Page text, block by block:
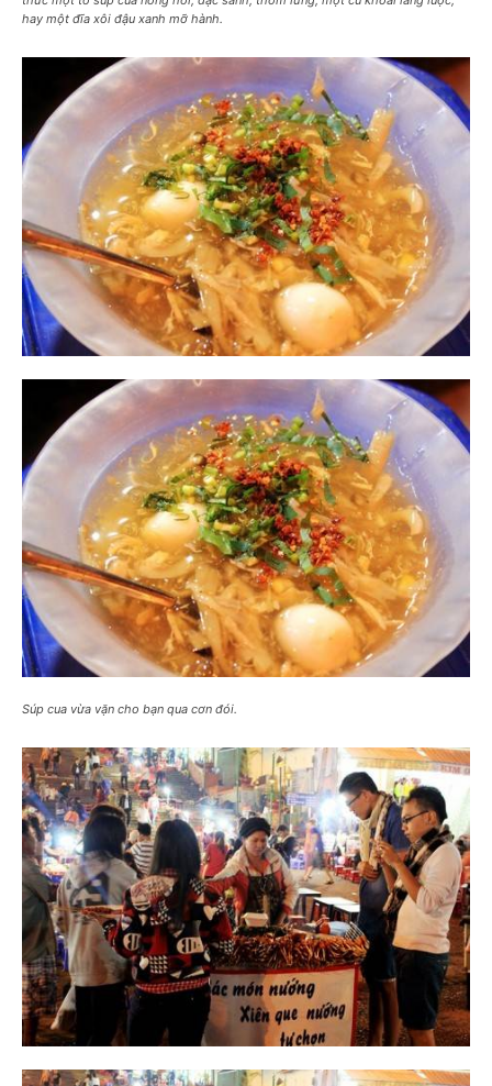
hay một đĩa xôi đậu xanh mỡ hành.
Súp cua vừa vặn cho bạn qua cơn đói.